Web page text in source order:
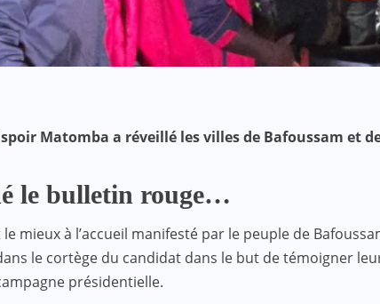
Matomba a réveillé les villes de Bafoussam et
le bulletin rouge…
à l’accueil manifesté par le peuple de
le cortège du candidat dans le but de témoigner
présidentielle.